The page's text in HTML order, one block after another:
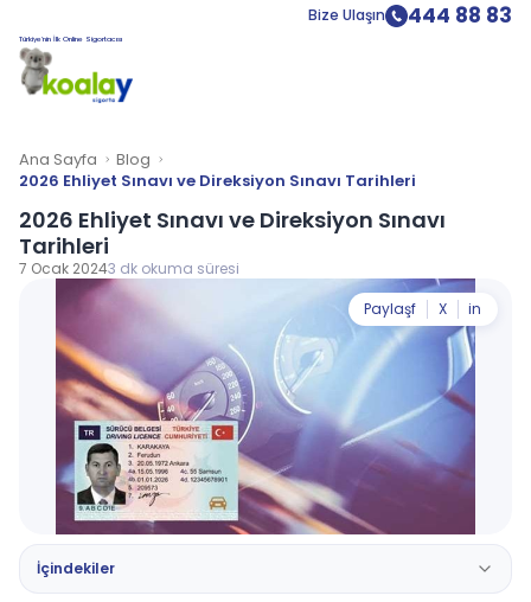
Bize Ulaşın 444 88 83
Türkiye’nin İlk Online Sigortacısı
Ana Sayfa
Blog
2026 Ehliyet Sınavı ve Direksiyon Sınavı Tarihleri
2026 Ehliyet Sınavı ve Direksiyon Sınavı
Tarihleri
7 Ocak 20243 dk okuma süresi
Paylaşf X in
İçindekiler